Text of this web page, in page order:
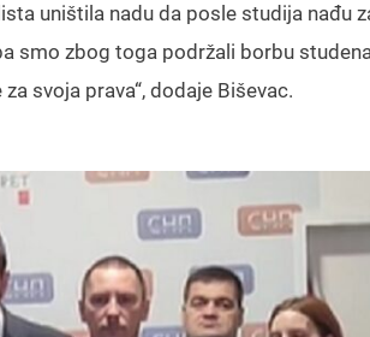
uništila nadu da posle studija nađu
smo zbog toga podržali borbu
svoja prava“, dodaje Biševac.